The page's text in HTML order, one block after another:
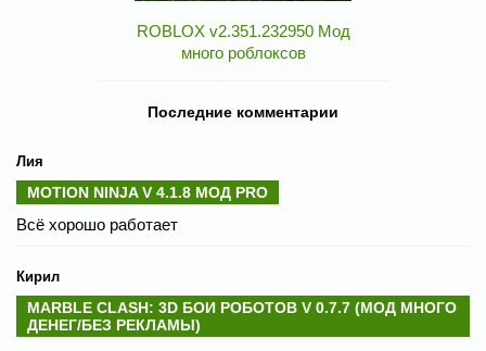
ROBLOX v2.351.232950 Мод
много роблоксов
Последние комментарии
Лия
MOTION NINJA V 4.1.8 МОД PRO
Всё хорошо работает
Кирил
MARBLE CLASH: 3D БОИ РОБОТОВ V 0.7.7 (МОД МНОГО
ДЕНЕГ/БЕЗ РЕКЛАМЫ)